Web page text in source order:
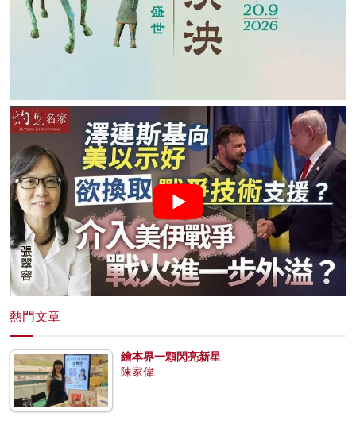
熱門文章
繪本界一顆閃亮新星
陳家偉